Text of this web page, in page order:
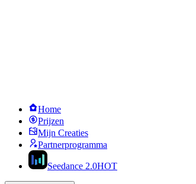
Home
Prijzen
Mijn Creaties
Partnerprogramma
Seedance 2.0HOT